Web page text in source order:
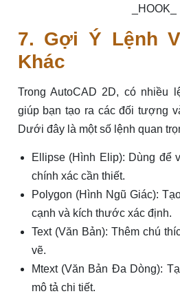
_HOOK_
7. Gợi Ý Lệnh
Khác
Trong AutoCAD 2D, có nhiều
giúp bạn tạo ra các đối tượng
Dưới đây là một số lệnh quan
Ellipse (Hình Elip): Dùng để
chính xác cần thiết.
Polygon (Hình Ngũ Giác):
cạnh và kích thước xác định.
Text (Văn Bản): Thêm chú
vẽ.
Mtext (Văn Bản Đa Dòng):
mô tả chi tiết.